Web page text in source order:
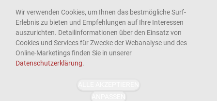
WCAG-2.1-AA
Wir verwenden Cookies, um Ihnen das bestmögliche Surf-
Erlebnis zu bieten und Empfehlungen auf Ihre Interessen
auszurichten. Detailinformationen über den Einsatz von
Cookies und Services für Zwecke der Webanalyse und des
Online-Marketings finden Sie in unserer
Datenschutzerklärung.
ALLE AKZEPTIEREN
ANPASSEN